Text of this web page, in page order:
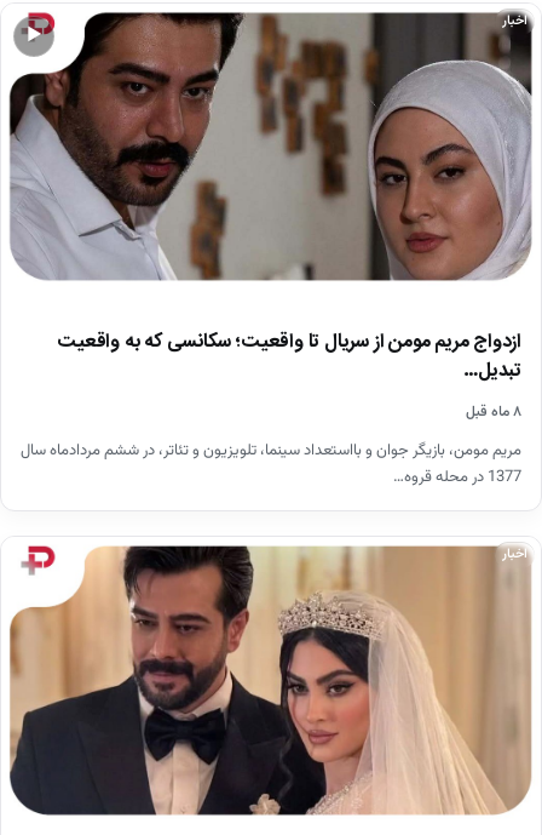
▶
اخبار
ازدواج مریم مومن از سریال تا واقعیت؛ سکانسی که به واقعیت
تبدیل…
۸ ماه قبل
مریم مومن، بازیگر جوان و بااستعداد سینما، تلویزیون و تئاتر، در ششم مردادماه سال
1377 در محله قروه…
اخبار